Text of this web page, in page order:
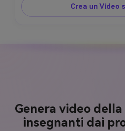
Crea un Video
Genera video
insegnanti dai